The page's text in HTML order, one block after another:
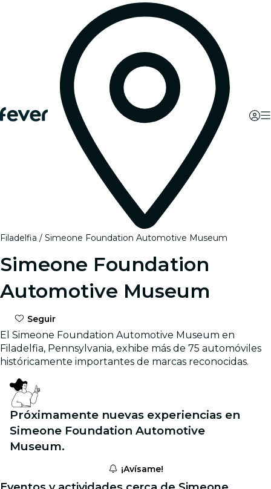
Filadelfia Simeone Foundation Automotive Museum
Simeone Foundation
Automotive Museum
Seguir
El Simeone Foundation Automotive Museum en
Filadelfia, Pennsylvania, exhibe más de 75 automóviles
históricamente importantes de marcas reconocidas.
Próximamente nuevas experiencias en
Simeone Foundation Automotive
Museum.
¡Avísame!